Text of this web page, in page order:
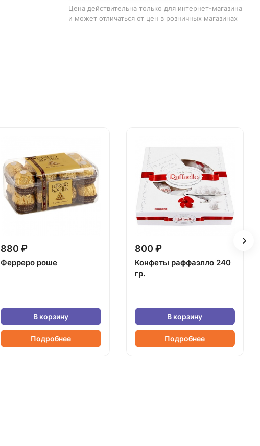
Цена действительна только для интернет-магазина
и может отличаться от цен в розничных магазинах
880 ₽
Ферреро роше
В корзину
Подробнее
800 ₽
Конфеты раффаэлло 240
гр.
В корзину
Подробнее